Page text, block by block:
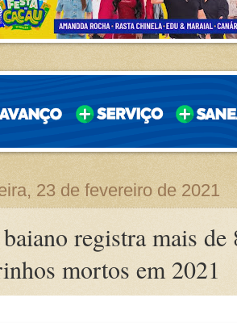
23 de fevereiro de 2021
registra mais de
mortos em 2021